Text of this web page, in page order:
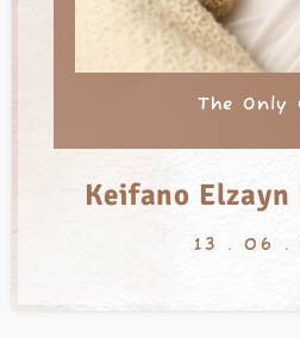
The Only
Keifano
13 . 06 .